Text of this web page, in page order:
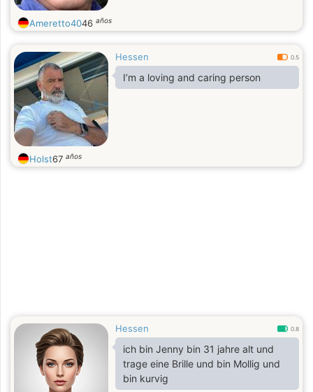
Ameretto4046 años
Hessen 0.5
I’m a loving and caring person
Holst67 años
Hessen 0.8
ich bin Jenny bin 31 jahre alt und
trage eine Brille und bin Mollig und
bin kurvig